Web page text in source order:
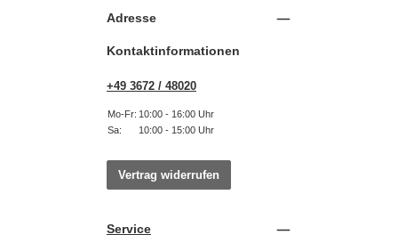
Adresse
Kontaktinformationen
+49 3672 / 48020
Mo-Fr: 10:00 - 16:00 Uhr
Sa:
10:00 - 15:00 Uhr
Vertrag widerrufen
Service